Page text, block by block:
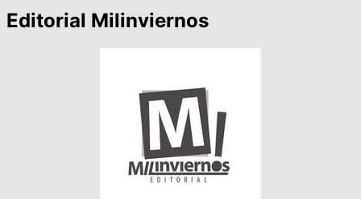
Editorial Milinviernos